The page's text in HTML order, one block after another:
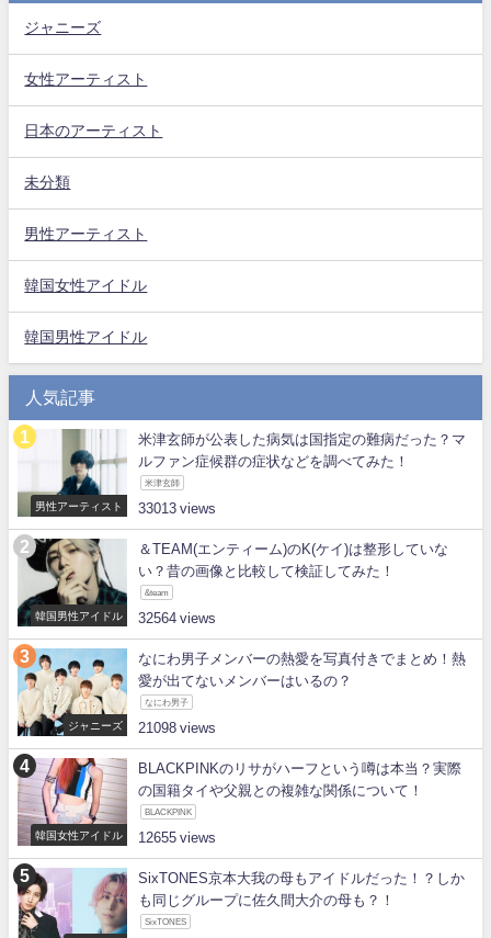
ジャニーズ
女性アーティスト
日本のアーティスト
未分類
男性アーティスト
韓国女性アイドル
韓国男性アイドル
人気記事
男性アーティスト
米津玄師が公表した病気は国指定の難病だった？マ
ルファン症候群の症状などを調べてみた！
米津玄師
33013
韓国男性アイドル
＆TEAM(エンティーム)のK(ケイ)は整形していな
い？昔の画像と比較して検証してみた！
&team
32564
ジャニーズ
なにわ男子メンバーの熱愛を写真付きでまとめ！熱
愛が出てないメンバーはいるの？
なにわ男子
21098
韓国女性アイドル
BLACKPINKのリサがハーフという噂は本当？実際
の国籍タイや父親との複雑な関係について！
BLACKPINK
12655
SixTONES京本大我の母もアイドルだった！？しか
も同じグループに佐久間大介の母も？！
SixTONES